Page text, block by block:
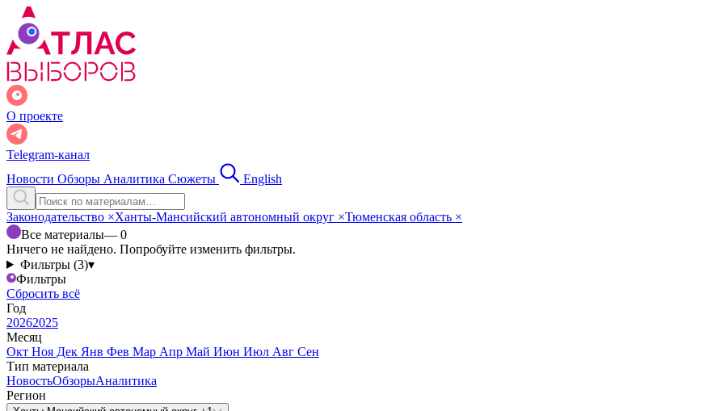
О проекте
Telegram-канал
Новости Обзоры Аналитика Сюжеты English
Законодательство ×Ханты-Мансийский автономный округ ×Тюменская область ×
Все материалы— 0
Ничего не найдено. Попробуйте изменить фильтры.
Фильтры (3)▾
Фильтры
Сбросить всё
Год
20262025
Месяц
Окт Ноя Дек Янв Фев Мар Апр Май Июн Июл Авг Сен
Тип материала
НовостьОбзорыАналитика
Регион